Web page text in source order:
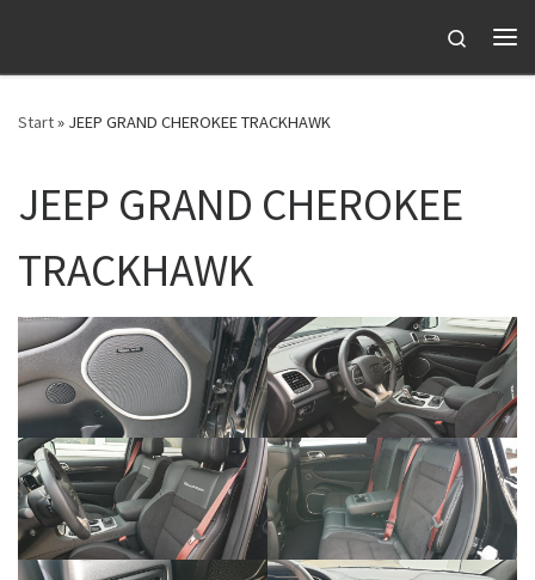
Search
Start» JEEP GRAND CHEROKEE TRACKHAWK
JEEP GRAND CHEROKEE
TRACKHAWK